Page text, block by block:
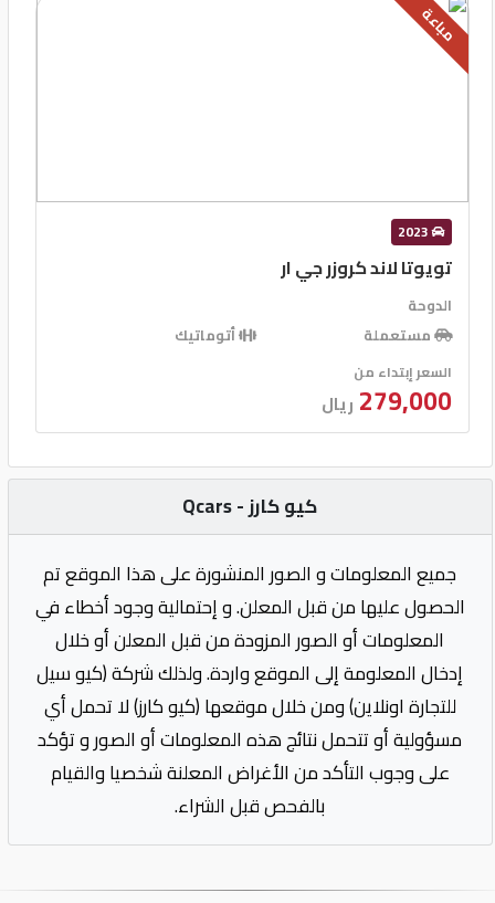
مباعة
2023
تويوتا لاند كروزر جي ار
الدوحة
مستعملة
أتوماتيك
السعر إبتداء من
279,000 ريال
كيو كارز - Qcars
جميع المعلومات و الصور المنشورة على هذا الموقع تم
الحصول عليها من قبل المعلن. و إحتمالية وجود أخطاء في
المعلومات أو الصور المزودة من قبل المعلن أو خلال
إدخال المعلومة إلى الموقع واردة. ولذلك شركة (كيو سيل
للتجارة اونلاين) ومن خلال موقعها (كيو كارز) لا تحمل أي
مسؤولية أو تتحمل نتائج هذه المعلومات أو الصور و تؤكد
على وجوب التأكد من الأغراض المعلنة شخصيا والقيام
بالفحص قبل الشراء.